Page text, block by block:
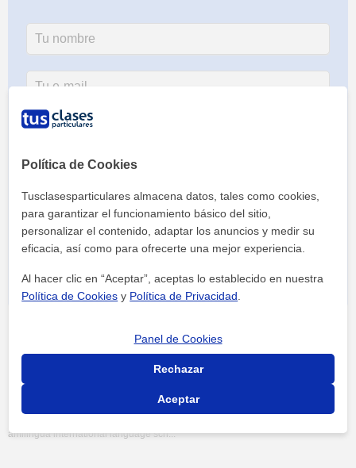
Al hacer clic, aceptas nuestro
Tus clases particulares
amilingua international language sch...
Política de Cookies
Tusclasesparticulares almacena datos, tales como cookies,
para garantizar el funcionamiento básico del sitio,
personalizar el contenido, adaptar los anuncios y medir su
eficacia, así como para ofrecerte una mejor experiencia.
Al hacer clic en “Aceptar”, aceptas lo establecido en nuestra
Política de Cookies y Política de Privacidad
Panel de Cookies
Rechazar
Aceptar